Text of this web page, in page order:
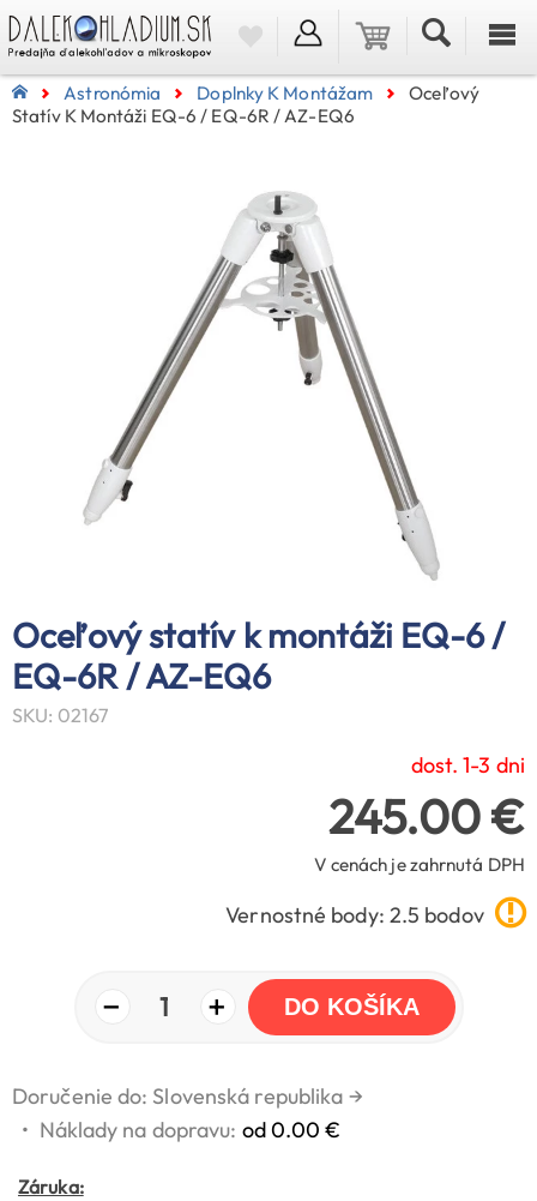
Astronómia Doplnky K Montážam
Oceľový
Statív K Montáži EQ-6 / EQ-6R / AZ-EQ6
Oceľový statív k montáži EQ-6 /
EQ-6R / AZ-EQ6
SKU: 02167
dost. 1-3 dni
245.00 €
V cenách je zahrnutá DPH
Vernostné body: 2.5 bodov
− 1 + DO KOŠÍKA
Doručenie do: Slovenská republika →
• Náklady na dopravu: od 0.00 €
Záruka: